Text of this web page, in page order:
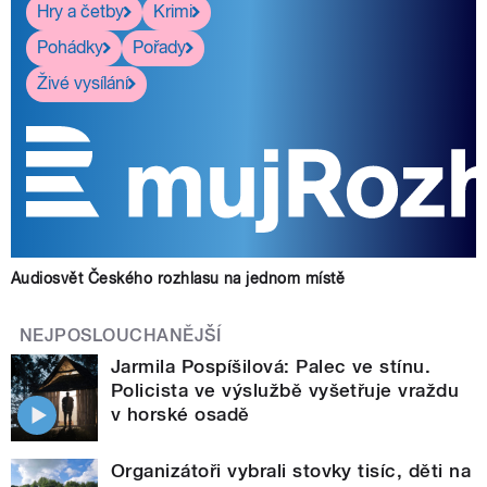
Hry a četby
Krimi
Pohádky
Pořady
Živé vysílání
Audiosvět Českého rozhlasu na jednom místě
NEJPOSLOUCHANĚJŠÍ
Jarmila Pospíšilová: Palec ve stínu.
Policista ve výslužbě vyšetřuje vraždu
v horské osadě
Organizátoři vybrali stovky tisíc, děti na